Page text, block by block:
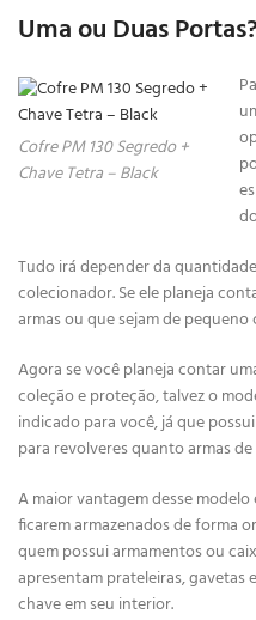
Uma ou Duas
Cofre PM 130 Segredo +
Chave Tetra – Black
Tudo irá depender da
colecionador. Se ele planeja
armas ou que sejam de
Agora se você planeja contar
coleção e proteção, talvez o
indicado para você, já que
para revolveres quanto armas
A maior vantagem desse
ficarem armazenados de forma
quem possui armamentos ou
apresentam prateleiras, gavetas
chave em seu interior.